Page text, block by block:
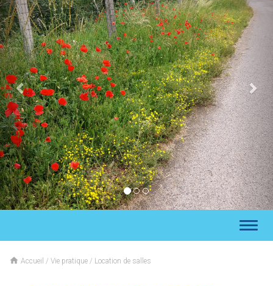
 Accueil / Vie pratique / Location de salles